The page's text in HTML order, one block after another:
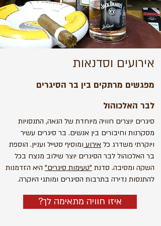
אירועים וסדנאות
מפגשים מרתקים בין בר הסיגרים
לבר האלכוהול
סיגרים יוצרים חוויה מיוחדת של הנאה, התנסויות
מסקרנות וחיבורים בין אנשים. בר סיגרים עשיר
ויוקרתי משדרג כל אירוע ומוסיף סטייל ועניין. הוספת
בר האלכוהול לבר הסיגרים יוצר שילוב מנצח בכל
השקה ומסיבה. סדנת "טעימות סיגרים" היא הזדמנות
להתנסות נדירה בתרבות הסיגרים ומותגי היוקרה.
?איזו חוויה מתאימה לך